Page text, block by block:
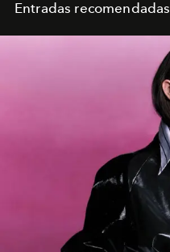
Entradas recomendadas